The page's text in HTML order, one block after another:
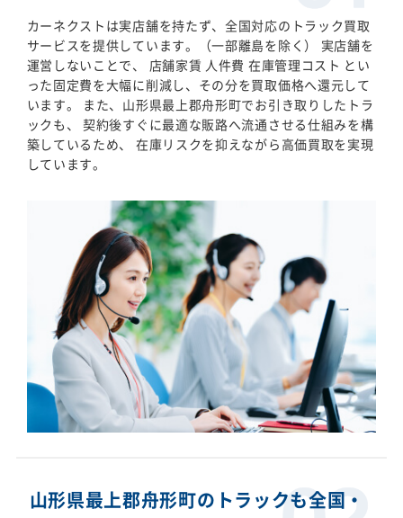
カーネクストは実店舗を持たず、全国対応のトラック買取
サービスを提供しています。（一部離島を除く） 実店舗を
運営しないことで、 店舗家賃 人件費 在庫管理コスト とい
った固定費を大幅に削減し、その分を買取価格へ還元して
います。 また、山形県最上郡舟形町でお引き取りしたトラ
ックも、 契約後すぐに最適な販路へ流通させる仕組みを構
築しているため、 在庫リスクを抑えながら高価買取を実現
しています。
山形県最上郡舟形町のトラックも全国・